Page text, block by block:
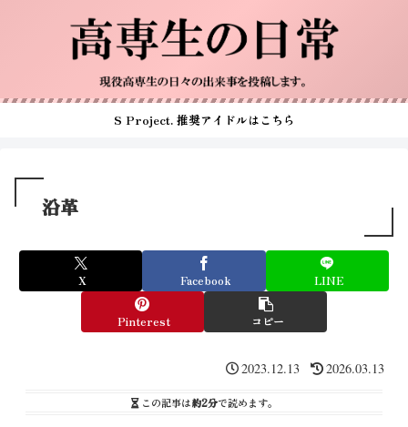
S Project. 推奨アイドルはこちら
沿革
X Facebook LINE
Pinterest コピー
2023.12.13 2026.03.13
この記事は約2分で読めます。